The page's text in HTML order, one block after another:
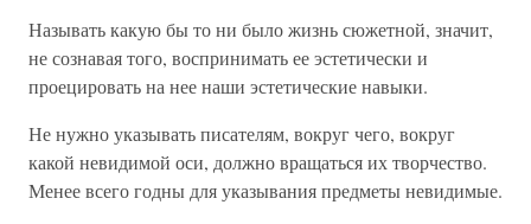
Называть какую бы то ни было жизнь сюжетной, значит,
не сознавая того, воспринимать ее эстетически и
проецировать на нее наши эстетические навыки.
Не нужно указывать писателям, вокруг чего, вокруг
какой невидимой оси, должно вращаться их творчество.
Менее всего годны для указывания предметы невидимые.